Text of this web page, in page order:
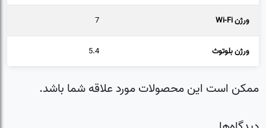
ورژن Wi-Fi 7
ورژن بلوتوث 5.4
ممکن است این محصولات مورد علاقه شما باشد.